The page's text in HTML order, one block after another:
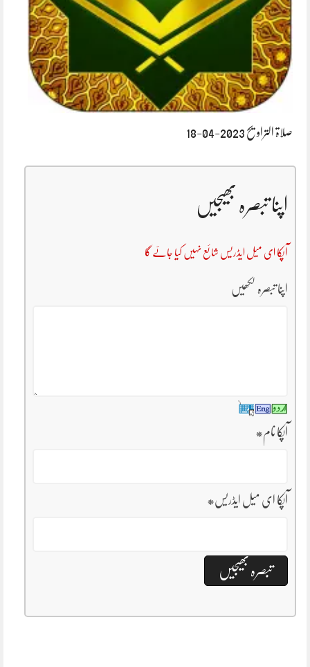
صلاۃ التراویح 2023-04-18
اپنا تبصرہ بھیجیں
آپکا ای میل ایڈریس شائع نہیں کیا جائے گا
اپنا تبصرہ لکھیں
آپکا نام*
آپکا ای میل ایڈریس*